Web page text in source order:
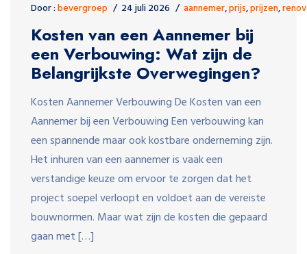
Door :bevergroep 24 juli 2026 aannemer,prijs,prijzen,
Kosten van een Aannemer bij
een Verbouwing: Wat zijn de
Belangrijkste Overwegingen?
Kosten Aannemer Verbouwing De Kosten van een
Aannemer bij een Verbouwing Een verbouwing kan
een spannende maar ook kostbare onderneming zijn.
Het inhuren van een aannemer is vaak een
verstandige keuze om ervoor te zorgen dat het
project soepel verloopt en voldoet aan de vereiste
bouwnormen. Maar wat zijn de kosten die gepaard
gaan met […]